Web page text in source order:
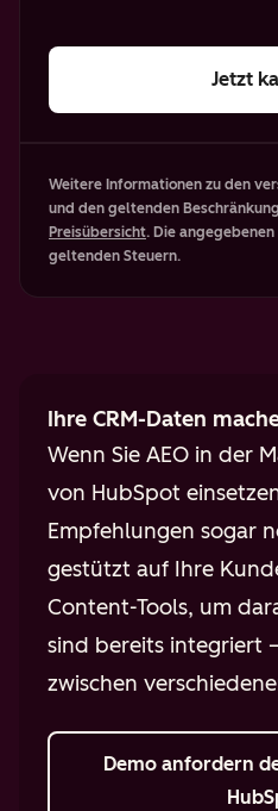
Jetzt
Weitere Informationen zu den
und den geltenden
Preisübersicht. Die
geltenden Steuern.
Ihre CRM-Daten
Wenn Sie AEO in der
von HubSpot
Empfehlungen sogar
gestützt auf Ihre
Content-Tools, um
sind bereits integriert
zwischen
Demo anfordern